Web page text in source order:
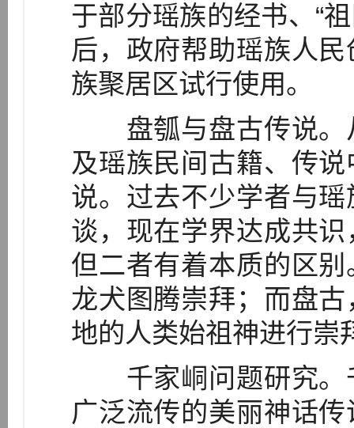
于部分瑶族的经书、“
后，政府帮助瑶族人
族聚居区试行使用。
盘瓠与盘古传说。
及瑶族民间古籍、传
说。过去不少学者与
谈，现在学界达成共
但二者有着本质的区
龙犬图腾崇拜；而盘
地的人类始祖神进行崇
千家峒问题研究。
广泛流传的美丽神话